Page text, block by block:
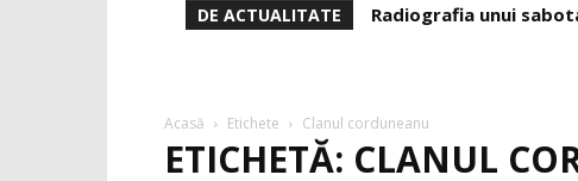
DE ACTUALITATE Radiografia unui
Acasă Etichete Clanul corduneanu
ETICHETĂ: CLANUL